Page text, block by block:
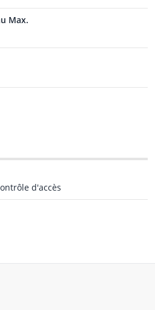
Max.
d'accès